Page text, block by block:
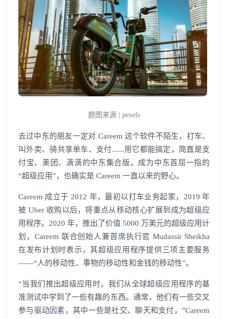
题图来源 | pexels
去过中东的朋友一定对 Careem 这个软件不陌生，打车、
叫外卖、骑共享单车、支付......用它都能搞定，简直是支
付宝、美团、滴滴的中东集合版。成为中东首屈一指的
“超级应用”，也确实是 Careem 一直以来的野心。
Careem 成立于 2012 年，最初以打车业务起家，2019 年
被 Uber 收购以后，将重点从移动核心扩展到成为超级应
用程序。2020 年，推出了价值 5000 万美元的超级应用计
划，Careem 联合创始人兼首席执行官 Mudassir Sheikha
在发布计划时表示，其超级应用程序提供三项主要服务
——“人的移动性、事物的移动性和金钱的移动性”。
“当我们推出超级应用时，我们从全球超级应用程序的基
准测试中学到了一些有趣的东西。通常，他们有一些交叉
参与驱动因素，其中一些是社交、聊天和支付，”Careem